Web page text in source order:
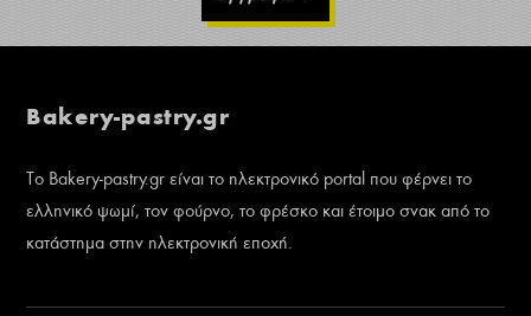
Bakery-pastry.gr
Το Bakery-pastry.gr είναι το ηλεκτρονικό portal που φέρνει το
ελληνικό ψωμί, τον φούρνο, το φρέσκο και έτοιμο σνακ από το
κατάστημα στην ηλεκτρονική εποχή.